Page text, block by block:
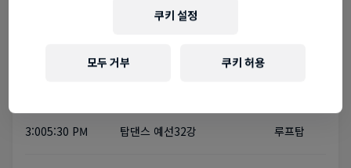
3:00~5:30 PM 탑댄스 예선~32강 루프탑
쿠키 설정
모두 거부 쿠키 허용